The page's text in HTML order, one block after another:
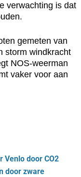
verwachting is dat
gemeten van
storm windkracht
NOS-weerman
vaker voor aan
Venlo door CO2
door zware